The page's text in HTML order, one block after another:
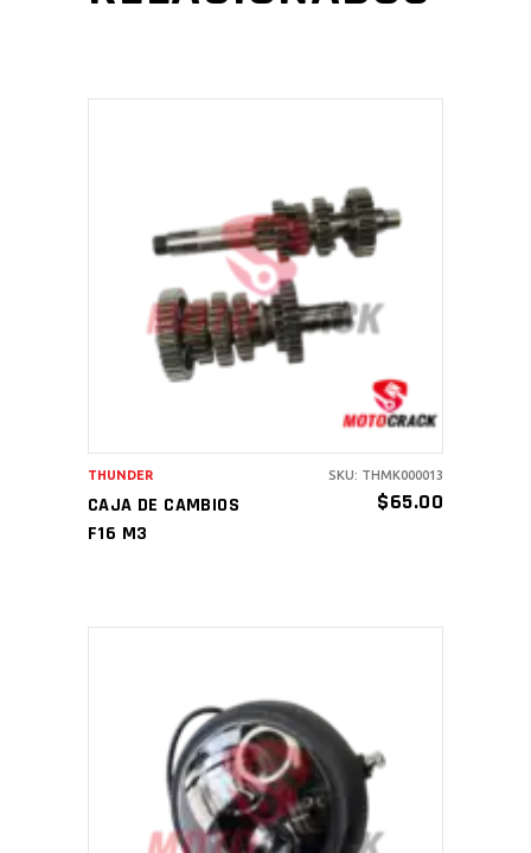
AÑADIR AL CARRITO
CAJA DE CAMBIOS
F16 M3
$65.00
THUNDER SKU: THMK000013
AÑADIR AL CARRITO